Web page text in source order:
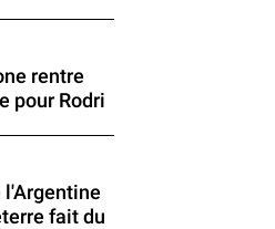
rentre
pour Rodri
l'Argentine
fait du